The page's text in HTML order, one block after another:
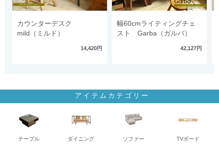
カウンターデスク
mild（ミルド）
14,420円
幅60cmライティングチェ
スト Garba（ガルバ）
42,127円
アイテムカテゴリー
テーブル ダイニング ソファー TVボード